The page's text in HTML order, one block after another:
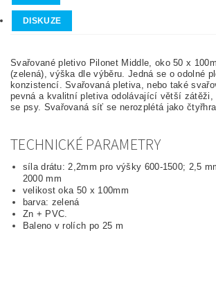
DISKUZE
Svařované pletivo Pilonet Middle, oko 50 x
(zelená), výška dle výběru. Jedná se o odolné
konzistencí. Svařovaná pletiva, nebo také
pevná a kvalitní pletiva odolávající větší zátěži,
se psy. Svařovaná síť se nerozplétá jako
TECHNICKÉ PARAMETRY
síla drátu: 2,2mm pro výšky 600-1500; 2,5
2000 mm
velikost oka 50 x 100mm
barva: zelená
Zn + PVC.
Baleno v rolích po 25 m